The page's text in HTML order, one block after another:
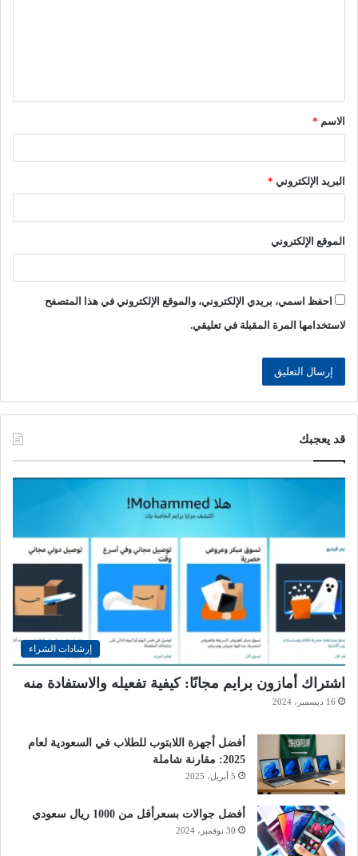
ق
*الاسم *
البريد الإلكتروني *
الموقع الإلكتروني
احفظ اسمي، بريدي الإلكتروني، والموقع الإلكتروني في هذا المتصفح
لاستخدامها المرة المقبلة في تعليقي.
قد يعجبك
إرشادات الشراء
اشتراك أمازون برايم مجانًا: كيفية تفعيله والاستفادة منه
16 ديسمبر، 2024
أفضل أجهزة اللابتوب للطلاب في السعودية لعام
2025: مقارنة شاملة
5 أبريل، 2025
أفضل جوالات بسعرأقل من 1000 ريال سعودي
30 نوفمبر، 2024